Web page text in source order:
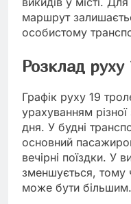
маршрут
особистому
Розклад
Графік руху 19
урахуванням
дня. У будні
основний
вечірні поїздки. У
зменшується, тому
може бути більшим.